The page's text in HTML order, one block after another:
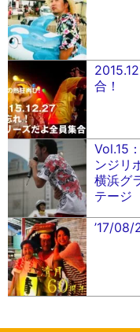
合！
Vol.15
ンジリ
横浜グ
テージ
’17/